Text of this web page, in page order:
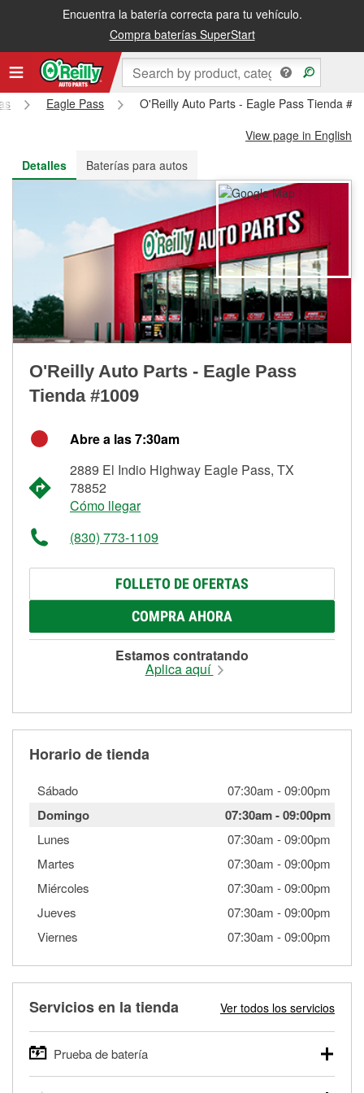
Encuentra la batería correcta para tu vehículo.
Compra baterías SuperStart
Recibe tu orden gratis al día siguiente o recógela en la tienda
Eagle Pass
O'Reilly Auto Parts - Eagle Pass Tienda
View page in English
Detalles
Baterías para autos
O'Reilly Auto Parts - Eagle Pass
Tienda #1009
Abre a las 7:30am
2889 El Indio Highway Eagle Pass, TX
78852
Cómo llegar
(830) 773-1109
FOLLETO DE OFERTAS
COMPRA AHORA
Estamos contratando
Aplica aquí
Horario de tienda
Sábado 07:30am -09:00pm
Domingo 07:30am-09:00pm
Lunes 07:30am -09:00pm
Martes
07:30am -09:00pm
Miércoles
07:30am -09:00pm
Jueves
07:30am -09:00pm
Viernes
07:30am -09:00pm
Servicios en la tienda Ver todos los servicios
Prueba de batería